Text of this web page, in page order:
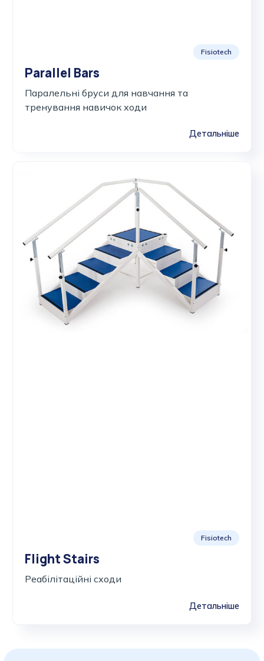
Fisiotech
Parallel Bars
Паралельні бруси для навчання та
тренування навичок ходи
Детальніше
Fisiotech
Flight Stairs
Реабілітаційні сходи
Детальніше